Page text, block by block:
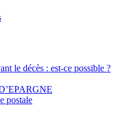
le décès : est-ce possible ?
postale